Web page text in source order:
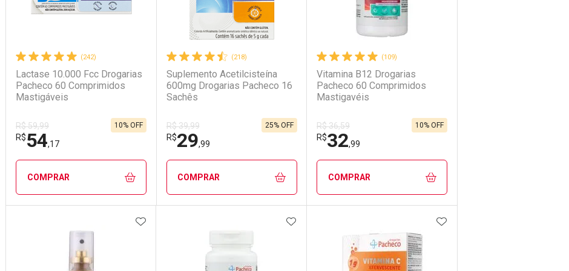
(242)
Lactase 10.000 Fcc Drogarias
Pacheco 60 Comprimidos
Mastigáveis
R$ 59,99
R$54,17
10% OFF
COMPRAR
FECHAR
Laboratório
FECHAR
Por Menos
(218)
Suplemento Acetilcisteína
600mg Drogarias Pacheco 16
Sachês
R$ 39,99
R$29,99
25% OFF
COMPRAR
FECHAR
Laboratório
FECHAR
Por Menos
(109)
Vitamina B12 Drogarias
Pacheco 60 Comprimidos
Mastigavéis
R$ 36,59
R$32,99
10% OFF
COMPRAR
FECHAR
Laboratório
FECHAR
Por Menos
ADICIONAR AOS FAVORITOS ADICIONAR AOS FAVORITOS ADICIONAR AOS